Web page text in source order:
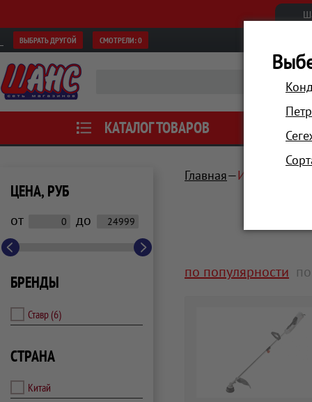
ВЫБРАТЬ ДРУГОЙ СМОТРЕЛИ:0
КАТАЛОГ ТОВАРОВ АКЦИИ
ЦЕНА, РУБ
от до
БРЕНДЫ
Ставр(6)
СТРАНА
Китай
Главная Инструмент,
по популярности